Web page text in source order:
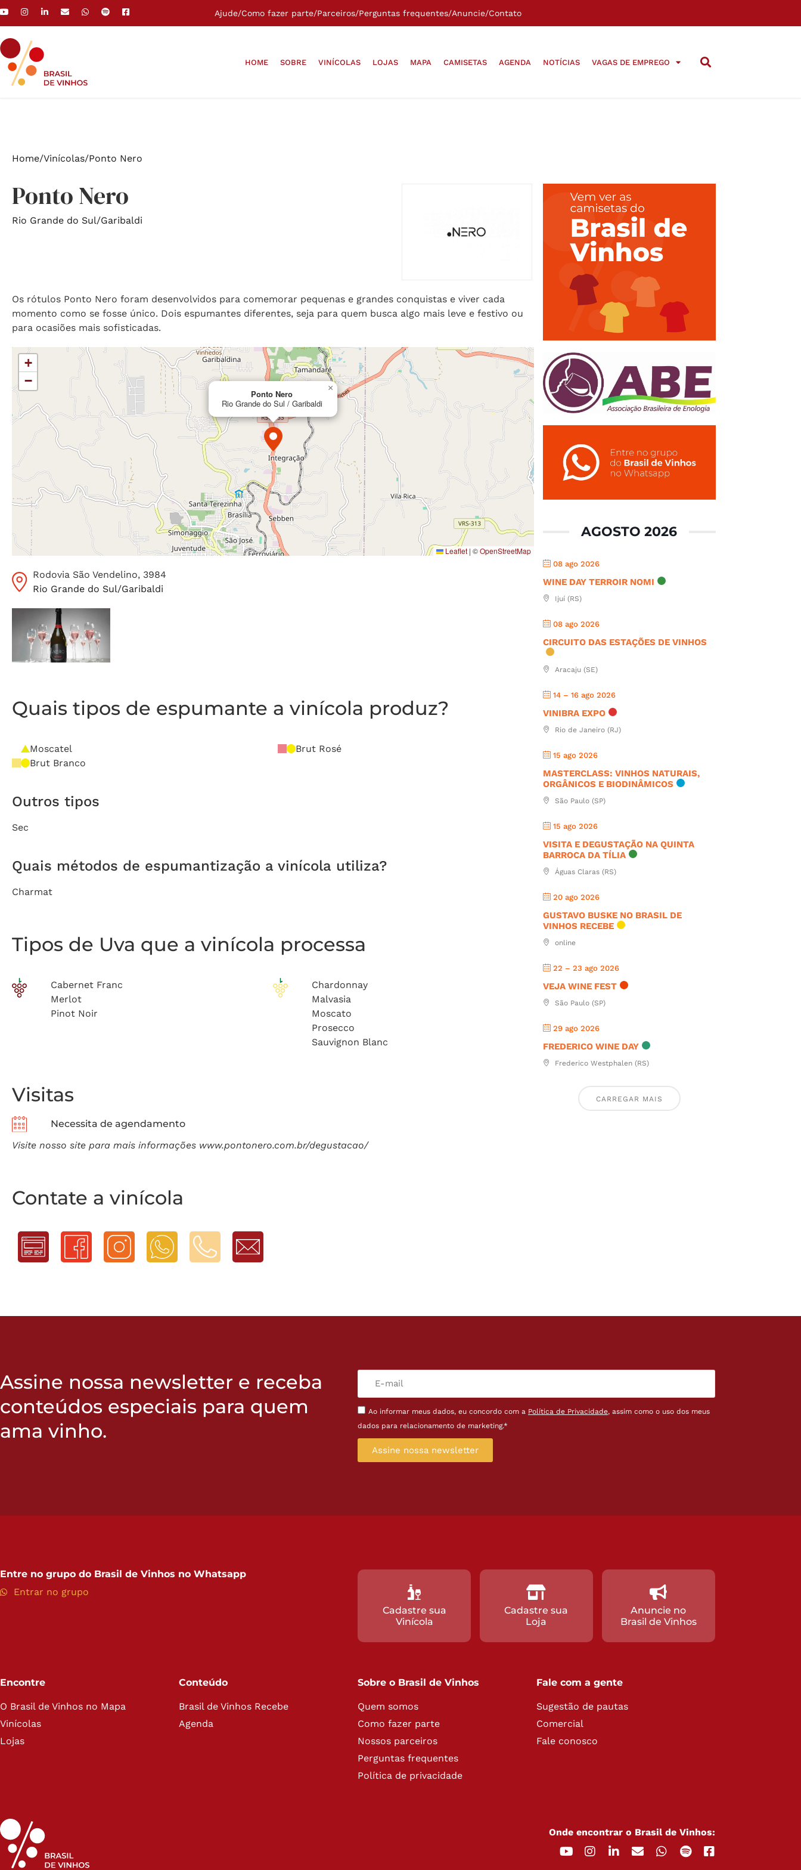
Ajude/Como fazer parte/Parceiros/Perguntas frequentes/Anuncie/Contato
HOME SOBRE VINÍCOLAS LOJAS MAPA CAMISETAS AGENDA NOTÍCIAS VAGAS DE EMPREGO
Home/Vinícolas/Ponto Nero
Ponto Nero
Rio Grande do Sul/Garibaldi
Os rótulos Ponto Nero foram desenvolvidos para comemorar pequenas e grandes conquistas e viver cada
momento como se fosse único. Dois espumantes diferentes, seja para quem busca algo mais leve e festivo ou
para ocasiões mais sofisticadas.
Ponto Nero
Rio Grande do Sul / Garibaldi
×
+
−
Leaflet | ©OpenStreetMap
Rodovia São Vendelino, 3984
Rio Grande do Sul/Garibaldi
Quais tipos de espumante a vinícola produz?
Moscatel
Brut Branco
Brut Rosé
Outros tipos
Sec
Quais métodos de espumantização a vinícola utiliza?
Charmat
Tipos de Uva que a vinícola processa
Cabernet Franc
Merlot
Pinot Noir
Chardonnay
Malvasia
Moscato
Prosecco
Sauvignon Blanc
Visitas
Necessita de agendamento
Visite nosso site para mais informações www.pontonero.com.br/degustacao/
Contate a vinícola
AGOSTO 2026
08 ago 2026
WINE DAY TERROIR NOMI
Ijuí (RS)
08 ago 2026
CIRCUITO DAS ESTAÇÕES DE VINHOS
Aracaju (SE)
14 – 16 ago 2026
VINIBRA EXPO
Rio de Janeiro (RJ)
15 ago 2026
MASTERCLASS: VINHOS NATURAIS,
ORGÂNICOS E BIODINÂMICOS
São Paulo (SP)
15 ago 2026
VISITA E DEGUSTAÇÃO NA QUINTA
BARROCA DA TÍLIA
Águas Claras (RS)
20 ago 2026
GUSTAVO BUSKE NO BRASIL DE
VINHOS RECEBE
online
22 – 23 ago 2026
VEJA WINE FEST
São Paulo (SP)
29 ago 2026
FREDERICO WINE DAY
Frederico Westphalen (RS)
CARREGAR MAIS
Assine nossa newsletter e receba
conteúdos especiais para quem
ama vinho.
Ao informar meus dados, eu concordo com a Política de Privacidade, assim como o uso dos meus
dados para relacionamento de marketing.*
Assine nossa newsletter
Entre no grupo do Brasil de Vinhos no Whatsapp
Entrar no grupo
Cadastre sua
Vinícola
Cadastre sua
Loja
Anuncie no
Brasil de Vinhos
Encontre
O Brasil de Vinhos no Mapa
Vinícolas
Lojas
Conteúdo
Brasil de Vinhos Recebe
Agenda
Sobre o Brasil de Vinhos
Quem somos
Como fazer parte
Nossos parceiros
Perguntas frequentes
Política de privacidade
Fale com a gente
Sugestão de pautas
Comercial
Fale conosco
Onde encontrar o Brasil de Vinhos: